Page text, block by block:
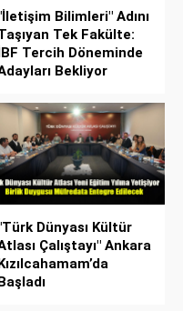
Bilimleri" Adını
Tek Fakülte:
Tercih Döneminde
Bekliyor
Dünyası Kültür
Çalıştayı" Ankara